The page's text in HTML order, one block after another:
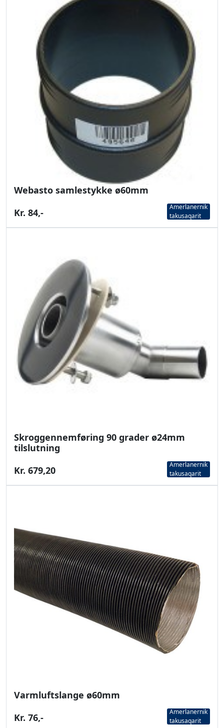
Webasto samlestykke ø60mm
Kr. 84,-
Amerlanernik
takusaqarit
Skroggennemføring 90 grader ø24mm
tilslutning
Kr. 679,20
Amerlanernik
takusaqarit
Varmluftslange ø60mm
Kr. 76,-
Amerlanernik
takusaqarit